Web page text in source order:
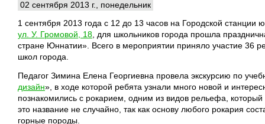
02 сентября 2013 г., понедельник
1 сентября 2013 года с 12 до 13 часов на Городской станции
ул. У. Громовой, 18 , для школьников города прошла
стране Юннатии». Всего в мероприятии приняло участие 36
школ города.
Педагог Зимина Елена Георгиевна провела экскурсию по
дизайн», в ходе которой ребята узнали много новой и
познакомились с рокарием, одним из видов рельефа,
это название не случайно, так как основу любого рокария
горные породы.